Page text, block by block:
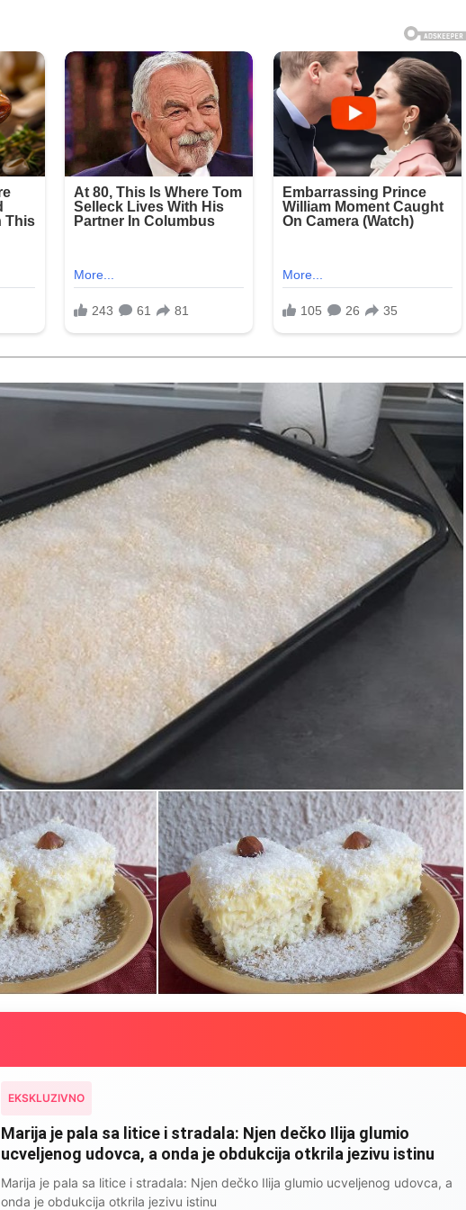
EKSKLUZIVNO
Marija je pala sa litice i stradala: Njen dečko Ilija glumio
ucveljenog udovca, a onda je obdukcija otkrila jezivu istinu
Marija je pala sa litice i stradala: Njen dečko Ilija glumio ucveljenog udovca, a
onda je obdukcija otkrila jezivu istinu